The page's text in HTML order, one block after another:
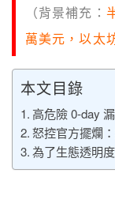
（背景補充：
萬美元，以太
本文目錄
高危險 0-day
怒控官方擺爛
為了生態透明